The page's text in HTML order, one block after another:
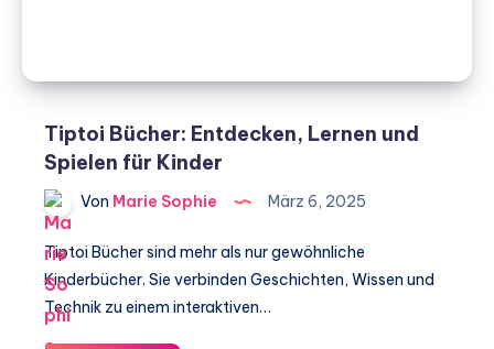
Tiptoi Bücher: Entdecken, Lernen und
Spielen für Kinder
Von Marie Sophie März 6, 2025
Tiptoi Bücher sind mehr als nur gewöhnliche
Kinderbücher. Sie verbinden Geschichten, Wissen und
Technik zu einem interaktiven…